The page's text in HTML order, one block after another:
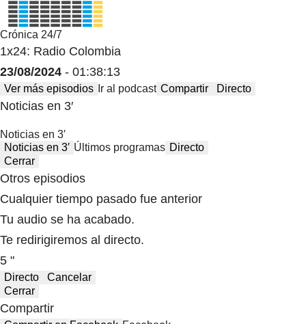
Crónica 24/7
1x24: Radio Colombia
23/08/2024 - 01:38:13
Ver más episodios Ir al podcast Compartir Directo
Noticias en 3′
Noticias en 3′
Noticias en 3′ Últimos programas Directo
Cerrar
Otros episodios
Cualquier tiempo pasado fue anterior
Tu audio se ha acabado.
Te redirigiremos al directo.
5 "
Directo
Cancelar
Cerrar
Compartir